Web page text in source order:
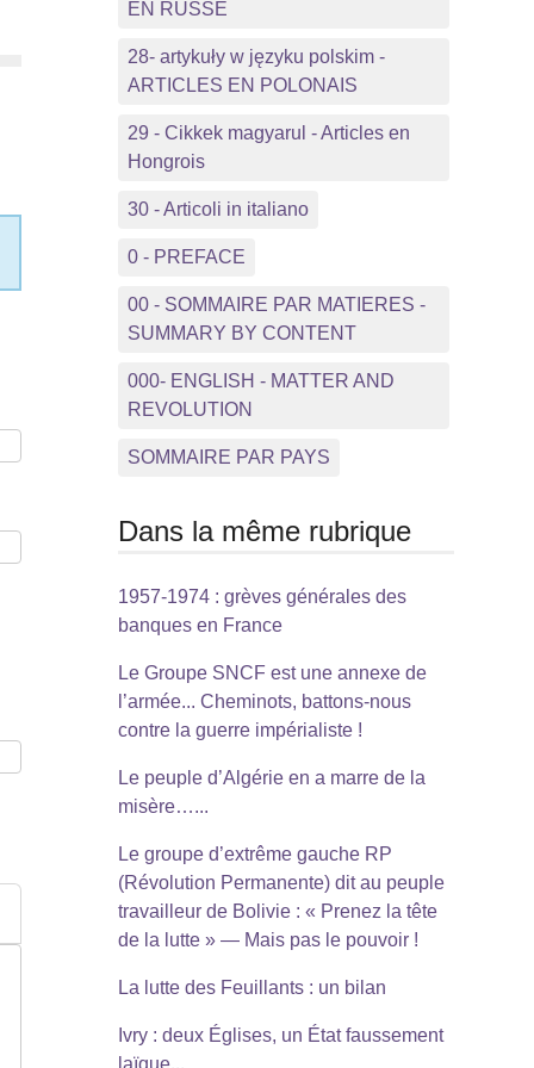
EN RUSSE
28- artykuły w języku polskim -
ARTICLES EN POLONAIS
29 - Cikkek magyarul - Articles en
Hongrois
30 - Articoli in italiano
0 - PREFACE
00 - SOMMAIRE PAR MATIERES -
SUMMARY BY CONTENT
000- ENGLISH - MATTER AND
REVOLUTION
SOMMAIRE PAR PAYS
Dans la même rubrique
1957-1974 : grèves générales des
banques en France
Le Groupe SNCF est une annexe de
l’armée... Cheminots, battons-nous
contre la guerre impérialiste !
Le peuple d’Algérie en a marre de la
misère…...
Le groupe d’extrême gauche RP
(Révolution Permanente) dit au peuple
travailleur de Bolivie : « Prenez la tête
de la lutte » — Mais pas le pouvoir !
La lutte des Feuillants : un bilan
Ivry : deux Églises, un État faussement